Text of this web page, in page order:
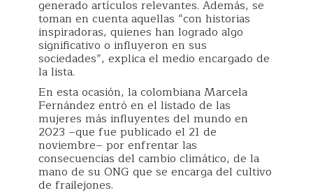
generado artículos relevantes. Además, se
toman en cuenta aquellas “con historias
inspiradoras, quienes han logrado algo
significativo o influyeron en sus
sociedades”, explica el medio encargado de
la lista.
En esta ocasión, la colombiana Marcela
Fernández entró en el listado de las
mujeres más influyentes del mundo en
2023 –que fue publicado el 21 de
noviembre– por enfrentar las
consecuencias del cambio climático, de la
mano de su ONG que se encarga del cultivo
de frailejones.